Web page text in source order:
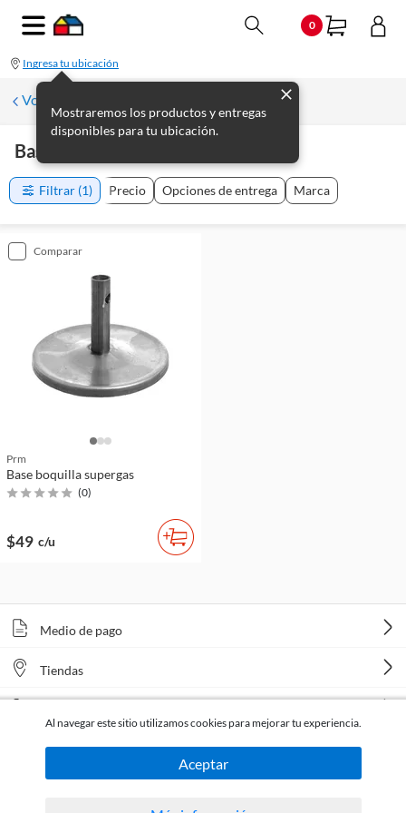
0
Ingresa tu ubicación
Mostraremos los productos y entregas
disponibles para tu ubicación.
Volver a Plomería
Bases
Filtrar (1) Precio Opciones de entrega Marca
comparar
Prm
Base boquilla supergas
(0)
$49 c/u
Medio de pago
Tiendas
Al navegar este sitio utilizamos cookies para mejorar tu experiencia.
Aceptar